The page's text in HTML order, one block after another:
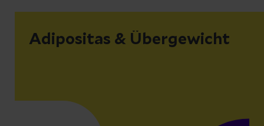
Adipositas & Übergewicht